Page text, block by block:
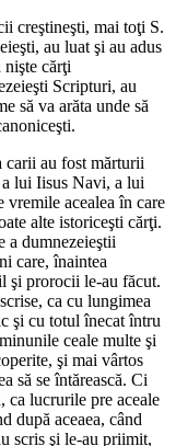
creştineşti, mai toţi S.
au luat şi au adus
nişte cărţi
Scripturi, au
să va arăta unde să
carii au fost mărturii
lui Iisus Navi, a lui
vremile acealea în care
alte istoriceşti cărţi.
a dumnezeieştii
care, înaintea
şi prorocii le-au făcut.
ca cu lungimea
şi cu totul înecat întru
ceale multe şi
şi mai vârtos
să se întărească. Ci
ca lucrurile pre aceale
după aceaea, când
scris şi le-au priimit,